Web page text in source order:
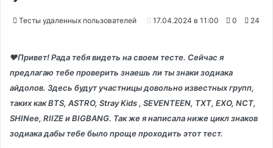
Тесты удаленных пользователей 17.04.2024 в 11:00 0 24
❤️Привет! Рада тебя видеть на своем тесте. Сейчас я
предлагаю тебе проверить знаешь ли ты знаки зодиака
айдолов. Здесь будут участницы довольно известных групп,
таких как BTS, ASTRO, Stray Kids , SEVENTEEN, TXT, EXO, NCT,
SHINee, RIIZE и BIGBANG. Так же я написала ниже цикл знаков
зодиака дабы тебе было проще проходить этот тест.